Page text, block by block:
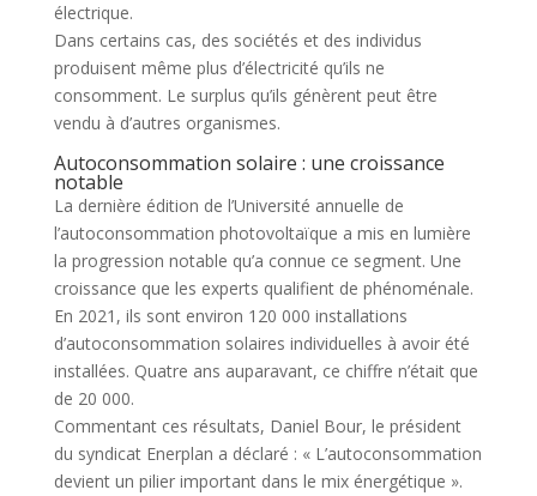
électrique.
Dans certains cas, des sociétés et des individus
produisent même plus d’électricité qu’ils ne
consomment. Le surplus qu’ils génèrent peut être
vendu à d’autres organismes.
Autoconsommation solaire : une croissance
notable
La dernière édition de l’Université annuelle de
l’autoconsommation photovoltaïque a mis en lumière
la progression notable qu’a connue ce segment. Une
croissance que les experts qualifient de phénoménale.
En 2021, ils sont environ 120 000 installations
d’autoconsommation solaires individuelles à avoir été
installées. Quatre ans auparavant, ce chiffre n’était que
de 20 000.
Commentant ces résultats, Daniel Bour, le président
du syndicat Enerplan a déclaré : « L’autoconsommation
devient un pilier important dans le mix énergétique ».